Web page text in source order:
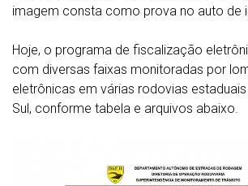
imagem consta como prova no auto de
Hoje, o programa de fiscalização
com diversas faixas monitoradas por
eletrônicas em várias rodovias
Sul, conforme tabela e arquivos abaixo.